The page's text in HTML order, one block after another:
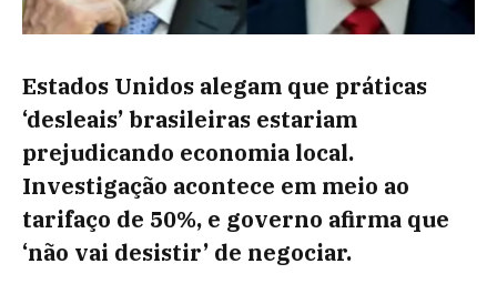
Estados Unidos alegam que práticas
‘desleais’ brasileiras estariam
prejudicando economia local.
Investigação acontece em meio ao
tarifaço de 50%, e governo afirma que
‘não vai desistir’ de negociar.